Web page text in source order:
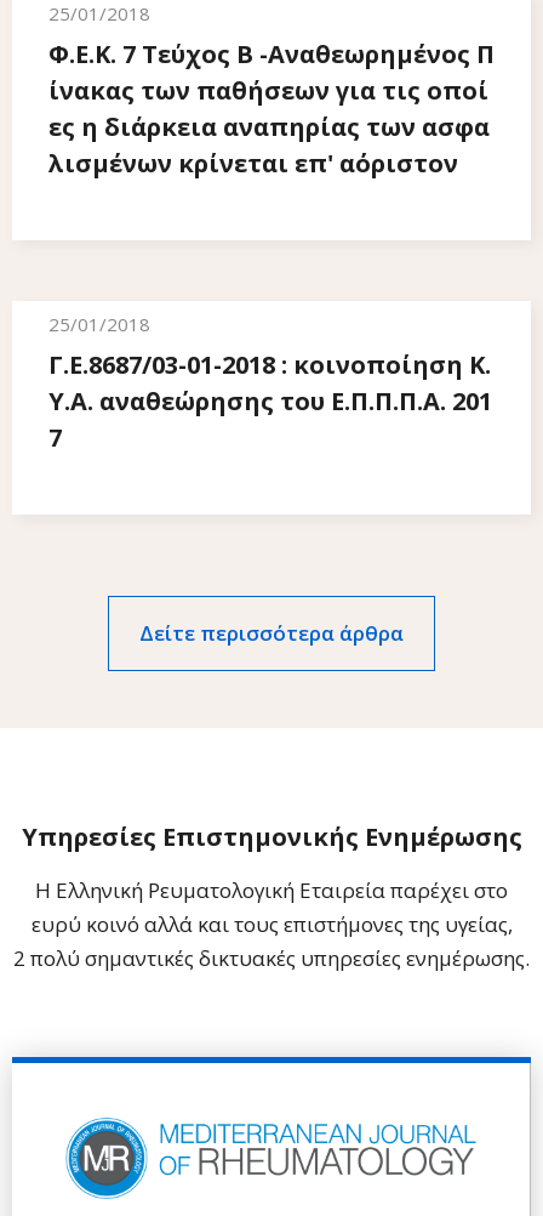
25/01/2018
Φ.Ε.Κ. 7 Τεύχος Β -Αναθεωρημένος Π
ίνακας των παθήσεων για τις οποί
ες η διάρκεια αναπηρίας των ασφα
λισμένων κρίνεται επ' αόριστον
25/01/2018
Γ.Ε.8687/03-01-2018 : κοινοποίηση Κ.
Υ.Α. αναθεώρησης του Ε.Π.Π.Π.Α. 201
7
Δείτε περισσότερα άρθρα
Υπηρεσίες Επιστημονικής Ενημέρωσης
Η Ελληνική Ρευματολογική Εταιρεία παρέχει στο
ευρύ κοινό αλλά και τους επιστήμονες της υγείας,
2 πολύ σημαντικές δικτυακές υπηρεσίες ενημέρωσης.